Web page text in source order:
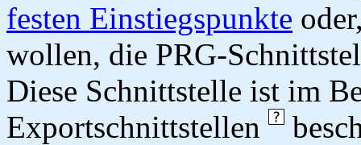
festen Einstiegspunkte
wollen, die PRG-
Diese Schnittstelle ist im
Exportschnittstellen